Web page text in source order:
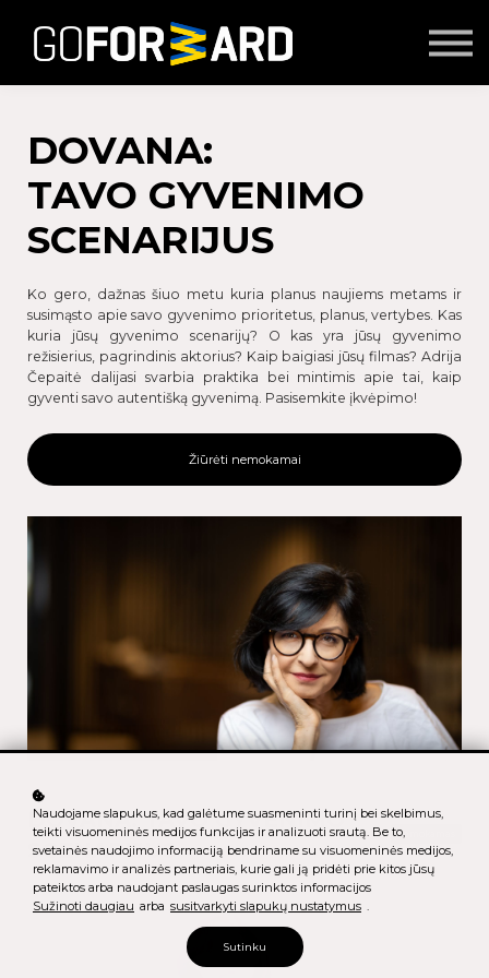
Seminarai
Prisijungti
DOVANA:
TAVO GYVENIMO
SCENARIJUS
Ko gero, dažnas šiuo metu kuria planus naujiems metams ir
susimąsto apie savo gyvenimo prioritetus, planus, vertybes. Kas
kuria jūsų gyvenimo scenarijų? O kas yra jūsų gyvenimo
režisierius, pagrindinis aktorius? Kaip baigiasi jūsų filmas? Adrija
Čepaitė dalijasi svarbia praktika bei mintimis apie tai, kaip
gyventi savo autentišką gyvenimą. Pasisemkite įkvėpimo!
Žiūrėti nemokamai
DOVANA: TAVO GYVENIMO
SCENARIJUS
nemokamas
Naudojame slapukus, kad galėtume suasmeninti turinį bei skelbimus,
teikti visuomeninės medijos funkcijas ir analizuoti srautą. Be to,
svetainės naudojimo informaciją bendriname su visuomeninės medijos,
reklamavimo ir analizės partneriais, kurie gali ją pridėti prie kitos jūsų
pateiktos arba naudojant paslaugas surinktos informacijos
Sužinoti daugiau arba susitvarkyti slapukų nustatymus .
Sutinku